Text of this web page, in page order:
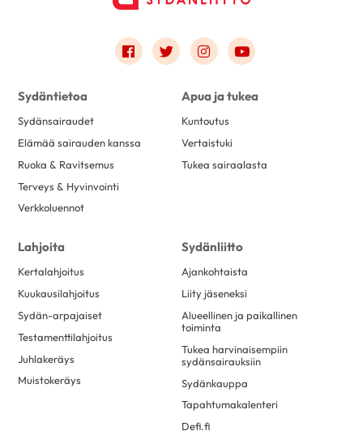
Link to facebook
Link to twitter
Link to instagram
Link to youtube
Sydäntietoa
Sydänsairaudet
Elämää sairauden kanssa
Ruoka & Ravitsemus
Terveys & Hyvinvointi
Verkkoluennot
Apua ja tukea
Kuntoutus
Vertaistuki
Tukea sairaalasta
Lahjoita
Kertalahjoitus
Kuukausilahjoitus
Sydän-arpajaiset
Testamenttilahjoitus
Juhlakeräys
Muistokeräys
Sydänliitto
Ajankohtaista
Liity jäseneksi
Alueellinen ja paikallinen
toiminta
Tukea harvinaisempiin
sydänsairauksiin
Sydänkauppa
Tapahtumakalenteri
Defi.fi